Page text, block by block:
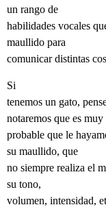
un rango de
habilidades vocales
maullido para
comunicar distintas
Si
tenemos un gato,
notaremos que es muy
probable que le
su maullido, que
no siempre realiza el
su tono,
volumen, intensidad,